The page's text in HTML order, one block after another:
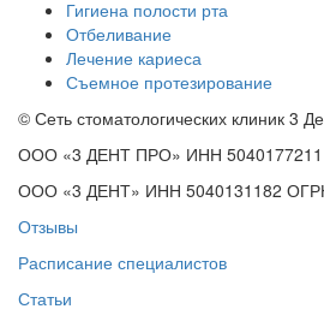
Гигиена полости рта
Отбеливание
Лечение кариеса
Съемное протезирование
© Сеть стоматологических клиник 3
ООО «3 ДЕНТ ПРО» ИНН 5040177211
ООО «3 ДЕНТ» ИНН 5040131182
Отзывы
Расписание специалистов
Статьи